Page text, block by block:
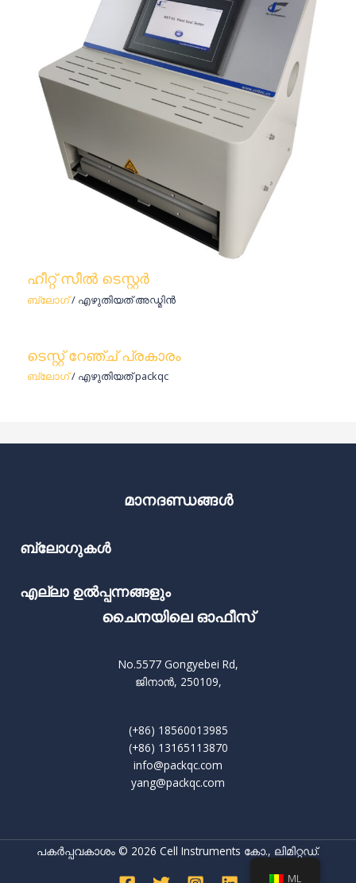
ഹീറ്റ് സീൽ ടെസ്റ്റർ
ബ്ലോഗ്/ എഴുതിയത്അഡ്മിൻ
ടെസ്റ്റ് റേഞ്ച് പ്രകാരം
ബ്ലോഗ്/ എഴുതിയത്packqc
മാനദണ്ഡങ്ങൾ
ബ്ലോഗുകൾ
എല്ലാ ഉൽപ്പന്നങ്ങളും
ചൈനയിലെ ഓഫീസ്
No.5577 Gongyebei Rd,
ജിനാൻ, 250109,
(+86) 18560013985
(+86) 13165113870
info@packqc.com
yang@packqc.com
പകർപ്പവകാശം © 2026 Cell Instruments കോ., ലിമിറ്റഡ്.
ML